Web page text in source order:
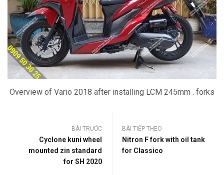
Overview of Vario 2018 after installing LCM 245mm . forks
BÀI TRƯỚC
Cyclone kuni wheel
mounted zin standard
for SH 2020
BÀI TIẾP THEO
Nitron F fork with oil tank
for Classico